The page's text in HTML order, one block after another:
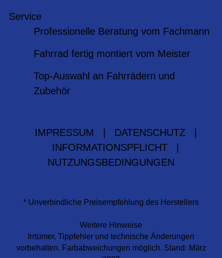
Service
Professionelle Beratung vom Fachmann
Fahrrad fertig montiert vom Meister
Top-Auswahl an Fahrrädern und
Zubehör
IMPRESSUM DATENSCHUTZ
INFORMATIONSPFLICHT
NUTZUNGSBEDINGUNGEN
* Unverbindliche Preisempfehlung des Herstellers
Weitere Hinweise
Irrtümer, Tippfehler und technische Änderungen
vorbehalten. Farbabweichungen möglich. Stand: März